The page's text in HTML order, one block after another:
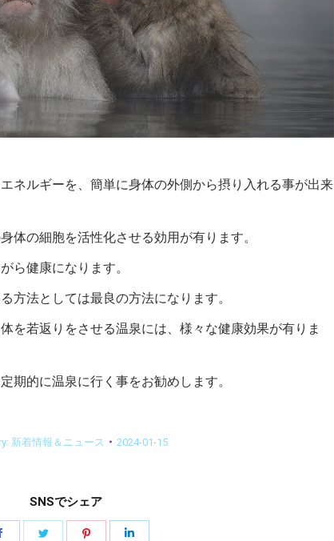
ネルギーを、簡単に身体の外側から摂り入れる事が出来
体の細胞を活性化させる効用が有ります。
ら健康になります。
方法としては最良の方法になります。
を若返りをさせる温泉には、様々な健康効果が有りま
期的に温泉に行く事をお勧めします。
新着情報＆ニュース 2024-01-15
SNSでシェア
Share